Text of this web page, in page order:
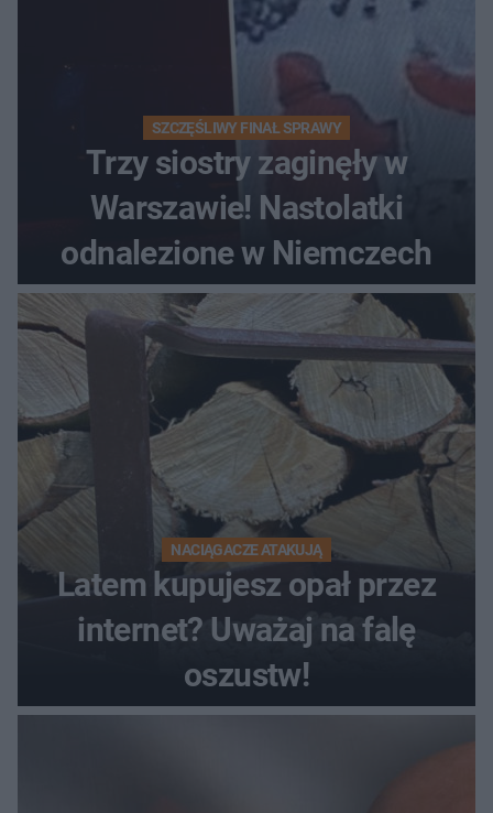
SZCZĘŚLIWY FINAŁ SPRAWY
Trzy siostry zaginęły w
Warszawie! Nastolatki
odnalezione w Niemczech
NACIĄGACZE ATAKUJĄ
Latem kupujesz opał przez
internet? Uważaj na falę
oszustw!